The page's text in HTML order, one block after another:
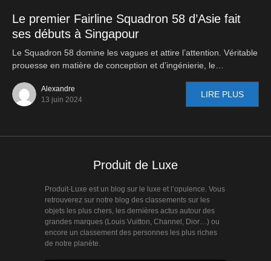
Le premier Fairline Squadron 58 d’Asie fait
ses débuts à Singapour
Le Squadron 58 domine les vagues et attire l’attention. Véritable
prouesse en matière de conception et d’ingénierie, le…
Alexandre
13 juin 2024
LIRE PLUS
Produit de Luxe
Produit-Luxe est un blog sur le luxe et l’opulence. Vous
retrouverez sur notre blog des classements sur les
objets les plus chers, les dernières actus autour des
grandes marques (Louis Vuitton, Channel, Dior…) ou
encore un classement des personnes les plus riches
de notre planète.